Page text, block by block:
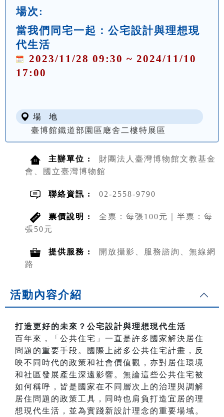
場次:
當我們同宅一起：公宅設計與理想現
代生活
2023/11/28 09:30 ~ 2024/11/10
17:00
場 地
臺博館鐵道部園區廰舍二樓特展區
主辦單位 :
財團法人臺灣博物館文教基金
會、國立臺灣博物館
聯絡資訊 : 02-2558-9790
票價說明 :
全票：每張100元｜半票：每
張50元
提供服務 :
開放攝影、服務諮詢、無線網
路
活動內容介紹
打造更好的未來？公宅設計與理想現代生活
百年來，「公共住宅」一直是許多國家解決居住
問題的重要手段。國際上諸多公共住宅計畫，反
映不同時代的政策和社會價值觀，亦對居住環境
和社區發展產生深遠影響。無論這些公共住宅被
如何稱呼，皆是國家在不同層次上的治理與調解
居住問題的政策工具，同時也肩負打造宜居的理
想現代生活，並為實踐新設計理念的重要場域。